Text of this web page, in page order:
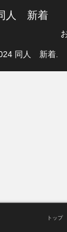
人 新着
同人 新着.
トップ